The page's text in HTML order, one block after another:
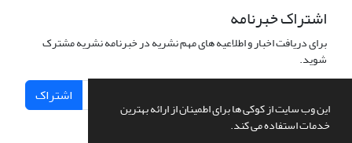
این وب سایت از کوکی ها برای اطمینان از ارائه بهترین
خدمات استفاده می کند.
اشتراک خبرنامه
برای دریافت اخبار و اطلاعیه های مهم نشریه در خبرنامه نشریه مشترک
شوید.
اشتراک